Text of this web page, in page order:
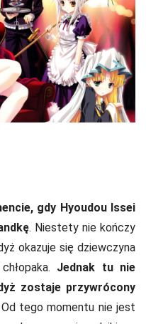
gdy Hyoudou Issei
. Niestety nie kończy
okazuje się dziewczyna
Jednak tu nie
zostaje przywrócony
Od tego momentu nie jest